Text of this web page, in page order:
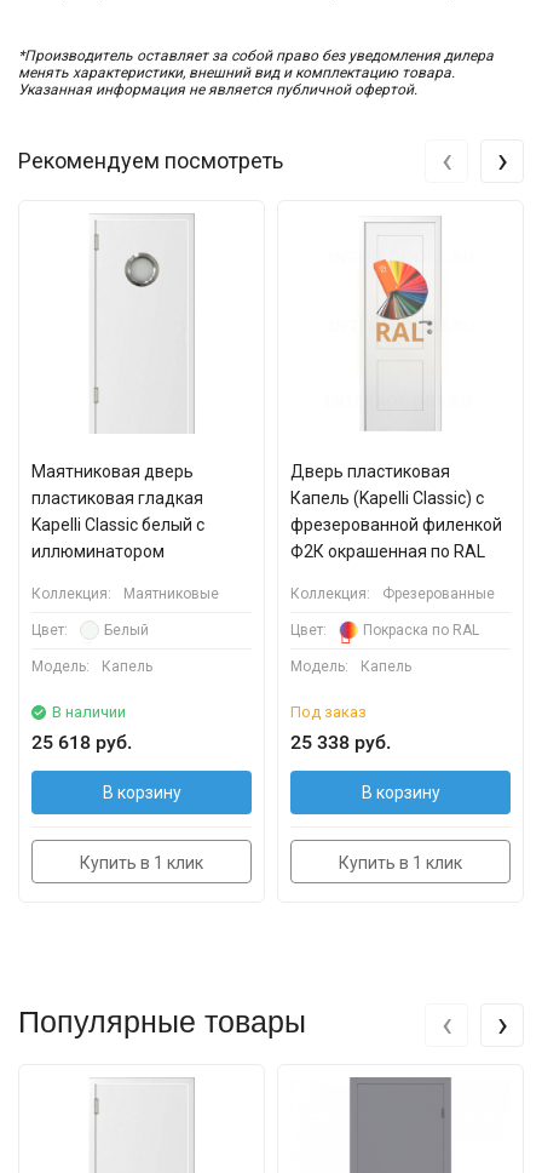
*Производитель оставляет за собой право без уведомления дилера
менять характеристики, внешний вид и комплектацию товара.
Указанная информация не является публичной офертой.
Рекомендуем посмотреть
Маятниковая дверь
пластиковая гладкая
Kapelli Classic белый с
иллюминатором
Коллекция: Маятниковые
Цвет: Белый
Модель: Капель
В наличии
25 618 руб.
В корзину
Купить в 1 клик
Дверь пластиковая
Капель (Kapelli Classic) с
фрезерованной филенкой
Ф2К окрашенная по RAL
Коллекция: Фрезерованные
Цвет: Покраска по RAL
Модель: Капель
Под заказ
25 338 руб.
В корзину
Купить в 1 клик
‹ ›
Популярные товары ‹ ›